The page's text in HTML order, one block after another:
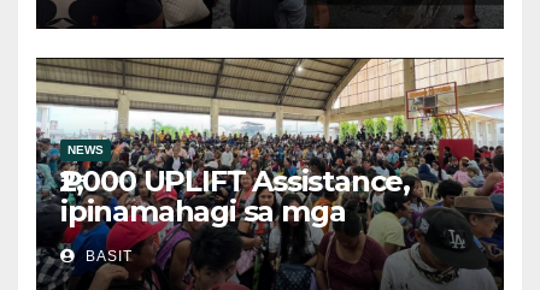
NEWS
₱2,000 UPLIFT Assistance,
ipinamahagi sa mga
kwalipikadong benepisyaryo
sa Victoria, Oriental Mindoro
BASIT